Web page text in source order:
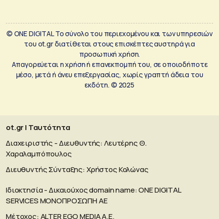
© ONE DIGITAL Το σύνολο του περιεχομένου και των υπηρεσιών
του ot.gr διατίθεται στους επισκέπτες αυστηρά για
προσωπική χρήση.
Απαγορεύεται η χρήση ή επανεκπομπή του, σε οποιοδήποτε
μέσο, μετά ή άνευ επεξεργασίας, χωρίς γραπτή άδεια του
εκδότη. © 2025
ot.gr | Ταυτότητα
Διαχειριστής - Διευθυντής: Λευτέρης Θ.
Χαραλαμπόπουλος
Διευθυντής Σύνταξης: Χρήστος Κολώνας
Ιδιοκτησία - Δικαιούχος domain name: ΟΝΕ DIGITAL
SERVICES MONOΠΡΟΣΩΠΗ ΑΕ
Μέτοχος: ALTER EGO MEDIA A.E.